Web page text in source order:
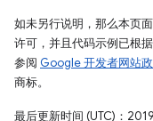
如未另行说明，那么本页
许可，并且代码示例已根据
参阅 Google 开发者网站
商标。
最后更新时间 (UTC)：